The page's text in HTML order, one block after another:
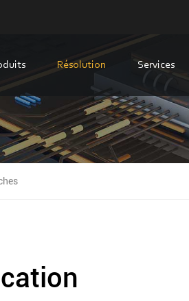
Résolution Services